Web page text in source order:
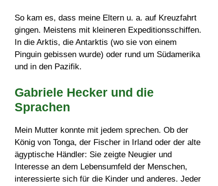
So kam es, dass meine Eltern u. a. auf Kreuzfahrt
gingen. Meistens mit kleineren Expeditionsschiffen.
In die Arktis, die Antarktis (wo sie von einem
Pinguin gebissen wurde) oder rund um Südamerika
und in den Pazifik.
Gabriele Hecker und die
Sprachen
Mein Mutter konnte mit jedem sprechen. Ob der
König von Tonga, der Fischer in Irland oder der alte
ägyptische Händler: Sie zeigte Neugier und
Interesse an dem Lebensumfeld der Menschen,
interessierte sich für die Kinder und anderes. Jeder